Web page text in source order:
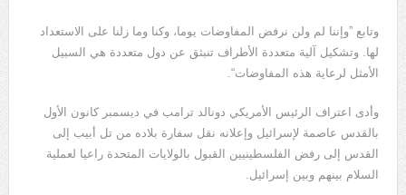
وتابع ”وإننا لم ولن نرفض المفاوضات يوما، وكنا وما زلنا على الاستعداد
لها. وتشكيل آلية متعددة الأطراف تنبثق عن دول متعددة هي السبيل
الأمثل لرعاية هذه المفاوضات“.
وأدى اعتراف الرئيس الأمريكي دونالد ترامب في ديسمبر كانون الأول
بالقدس عاصمة لإسرائيل وإعلانه نقل سفارة بلاده من تل أبيب إلى
القدس إلى رفض الفلسطينيين القبول بالولايات المتحدة راعيا لعملية
السلام بينهم وبين إسرائيل.